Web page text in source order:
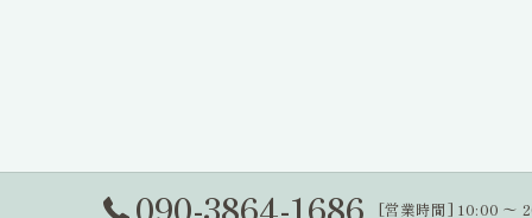
090-3864-1686 [営業時間] 10:00 〜